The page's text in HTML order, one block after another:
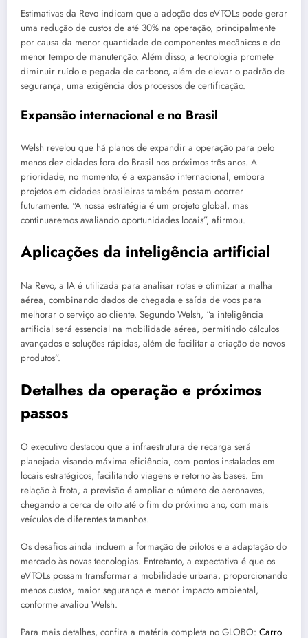
Estimativas da Revo indicam que a adoção dos eVTOLs pode gerar
uma redução de custos de até 30% na operação, principalmente
por causa da menor quantidade de componentes mecânicos e do
menor tempo de manutenção. Além disso, a tecnologia promete
diminuir ruído e pegada de carbono, além de elevar o padrão de
segurança, uma exigência dos processos de certificação.
Expansão internacional e no Brasil
Welsh revelou que há planos de expandir a operação para pelo
menos dez cidades fora do Brasil nos próximos três anos. A
prioridade, no momento, é a expansão internacional, embora
projetos em cidades brasileiras também possam ocorrer
futuramente. “A nossa estratégia é um projeto global, mas
continuaremos avaliando oportunidades locais”, afirmou.
Aplicações da inteligência artificial
Na Revo, a IA é utilizada para analisar rotas e otimizar a malha
aérea, combinando dados de chegada e saída de voos para
melhorar o serviço ao cliente. Segundo Welsh, “a inteligência
artificial será essencial na mobilidade aérea, permitindo cálculos
avançados e soluções rápidas, além de facilitar a criação de novos
produtos”.
Detalhes da operação e próximos
passos
O executivo destacou que a infraestrutura de recarga será
planejada visando máxima eficiência, com pontos instalados em
locais estratégicos, facilitando viagens e retorno às bases. Em
relação à frota, a previsão é ampliar o número de aeronaves,
chegando a cerca de oito até o fim do próximo ano, com mais
veículos de diferentes tamanhos.
Os desafios ainda incluem a formação de pilotos e a adaptação do
mercado às novas tecnologias. Entretanto, a expectativa é que os
eVTOLs possam transformar a mobilidade urbana, proporcionando
menos custos, maior segurança e menor impacto ambiental,
conforme avaliou Welsh.
Para mais detalhes, confira a matéria completa no GLOBO: Carro